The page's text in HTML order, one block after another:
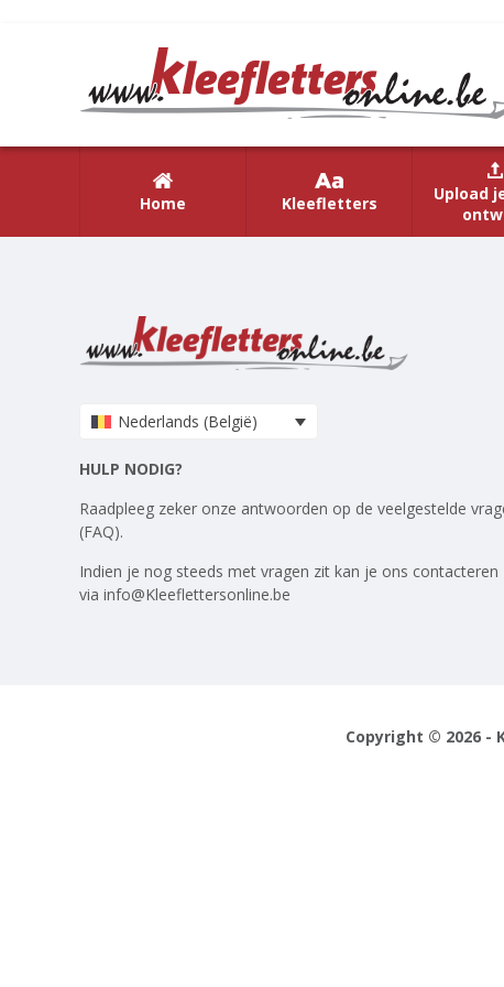
Home Kleefletters
Upload
Nederlands (België)
HULP NODIG?
Raadpleeg zeker onze antwoorden op de veelgestelde
(FAQ).
Indien je nog steeds met vragen zit kan je ons contacteren
via info@Kleeflettersonline.be
Copyright © 2026 -